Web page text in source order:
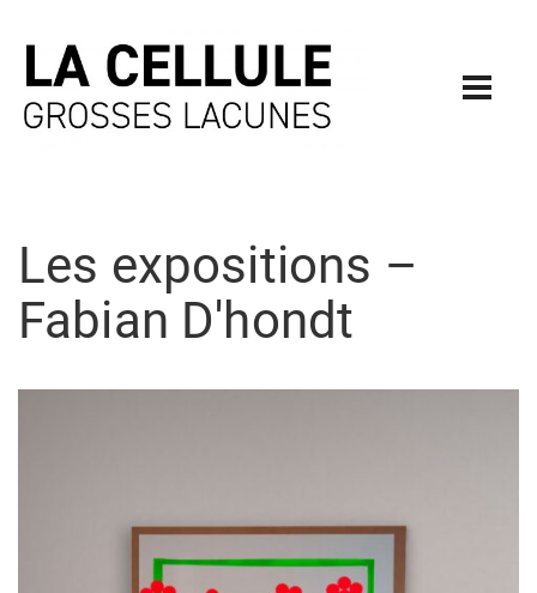
Les expositions –
Fabian D'hondt